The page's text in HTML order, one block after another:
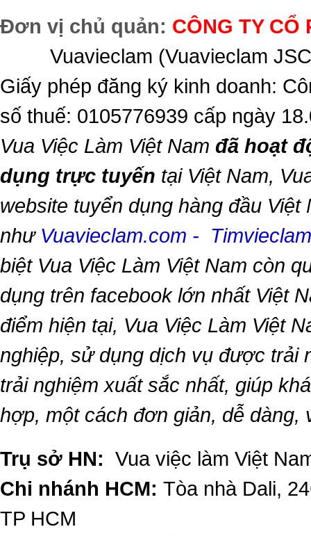
Đơn vị chủ quản: CÔNG TY CỔ
Vuavieclam (Vuavieclam
Giấy phép đăng ký kinh doanh:
số thuế: 0105776939 cấp ngày
Vua Việc Làm Việt Nam đã hoạt
dụng trực tuyến tại Việt Nam,
website tuyển dụng hàng đầu Việt
như Vuavieclam.com -
biệt Vua Việc Làm Việt Nam còn
dụng trên facebook lớn nhất Việt
điểm hiện tại, Vua Việc Làm Việt
nghiệp, sử dụng dịch vụ được trải
trải nghiệm xuất sắc nhất, giúp
hợp, một cách đơn giản, dễ dàng,
Trụ sở HN: Vua việc làm Việt
Chi nhánh HCM: Tòa nhà Dali,
TP HCM